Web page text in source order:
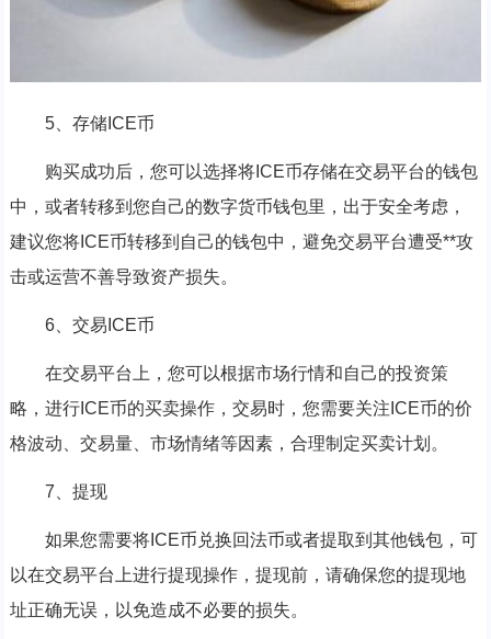
5、存储ICE币
购买成功后，您可以选择将ICE币存储在交易平台的钱包
中，或者转移到您自己的数字货币钱包里，出于安全考虑，
建议您将ICE币转移到自己的钱包中，避免交易平台遭受**攻
击或运营不善导致资产损失。
6、交易ICE币
在交易平台上，您可以根据市场行情和自己的投资策
略，进行ICE币的买卖操作，交易时，您需要关注ICE币的价
格波动、交易量、市场情绪等因素，合理制定买卖计划。
7、提现
如果您需要将ICE币兑换回法币或者提取到其他钱包，可
以在交易平台上进行提现操作，提现前，请确保您的提现地
址正确无误，以免造成不必要的损失。